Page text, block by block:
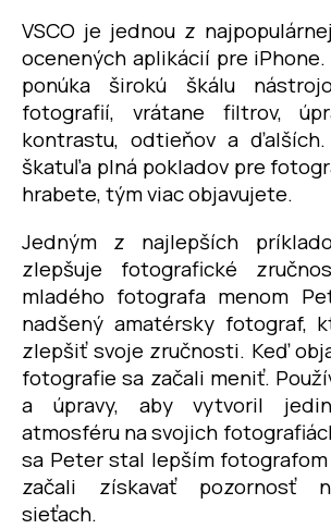
VSCO je jednou z
ocenených aplikácií pre
ponúka širokú škálu
fotografií, vrátane filtrov,
kontrastu, odtieňov a
škatuľa plná pokladov pre
hrabete, tým viac objavujete.
Jedným z najlepších
zlepšuje fotografické
mladého fotografa menom
nadšený amatérsky fotograf,
zlepšiť svoje zručnosti. Keď
fotografie sa začali meniť.
a úpravy, aby vytvoril
atmosféru na svojich
sa Peter stal lepším
začali získavať pozornosť
sieťach.
HĽADAŤ